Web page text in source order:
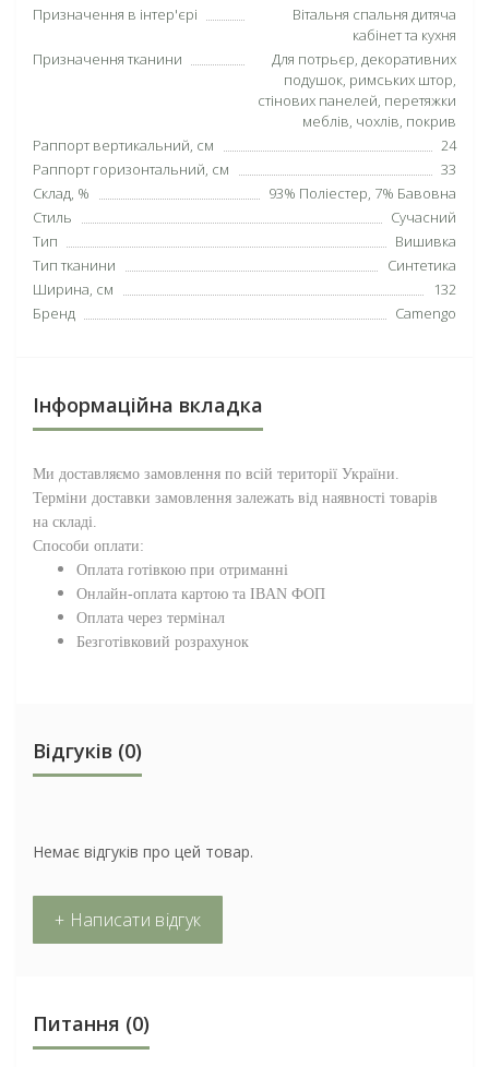
Призначення в інтер'єрі
Вітальня спальня дитяча
кабінет та кухня
Призначення тканини
Для потрьєр, декоративних
подушок, римських штор,
стінових панелей, перетяжки
меблів, чохлів, покрив
Раппорт вертикальний, см
24
Раппорт горизонтальний, см
33
Склад, %
93% Поліестер, 7% Бавовна
Стиль
Сучасний
Тип
Вишивка
Тип тканини
Синтетика
Ширина, см
132
Бренд
Camengo
Інформаційна вкладка
Ми доставляємо замовлення по всій території України.
Терміни доставки замовлення залежать від наявності товарів
на складі.
Способи оплати:
Оплата готівкою при отриманні
Онлайн-оплата картою та IBAN ФОП
Оплата через термінал
Безготівковий розрахунок
Відгуків (0)
Немає відгуків про цей товар.
+ Написати відгук
Питання (0)